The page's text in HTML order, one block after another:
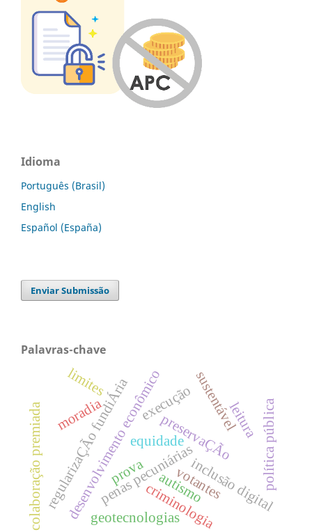
Idioma
Português (Brasil)
English
Español (España)
Enviar Submissão
Palavras-chave
penas pecuniárias
preservaÇÃo
criminologia
desenvolvimento econômico sustentávelleitura
regularizaÇÃo fundiÁria
moradia execução
equidade
inclusão digital
limites
geotecnologias
prova política pública
colaboração premiada autismo
votantes